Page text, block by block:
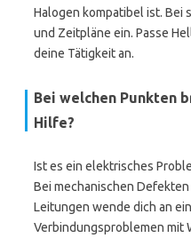
Halogen kompatibel ist. Bei
und Zeitpläne ein. Passe
deine Tätigkeit an.
Bei welchen Punkten
Hilfe?
Ist es ein elektrisches
Bei mechanischen
Leitungen wende dich an
Verbindungsproblemen mit